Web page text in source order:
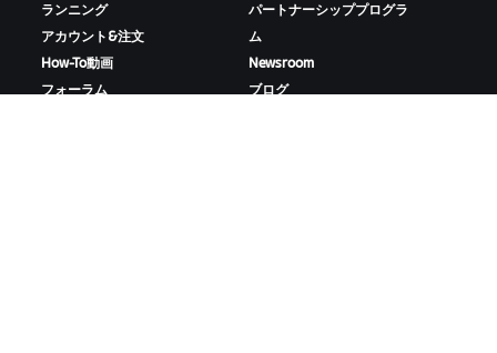
ランニング
アカウント&注文
How-To動画
フォーラム
パートナーシッププログラ
ム
Newsroom
ブログ